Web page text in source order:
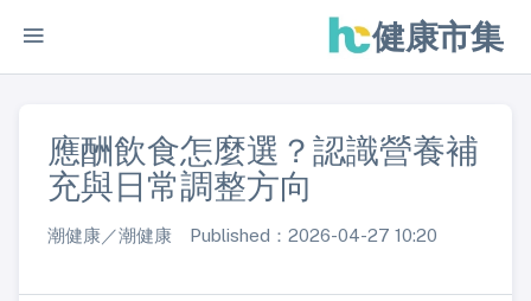
健康市集
應酬飲食怎麼選？認識營養補
充與日常調整方向
潮健康／潮健康 Published：2026-04-27 10:20